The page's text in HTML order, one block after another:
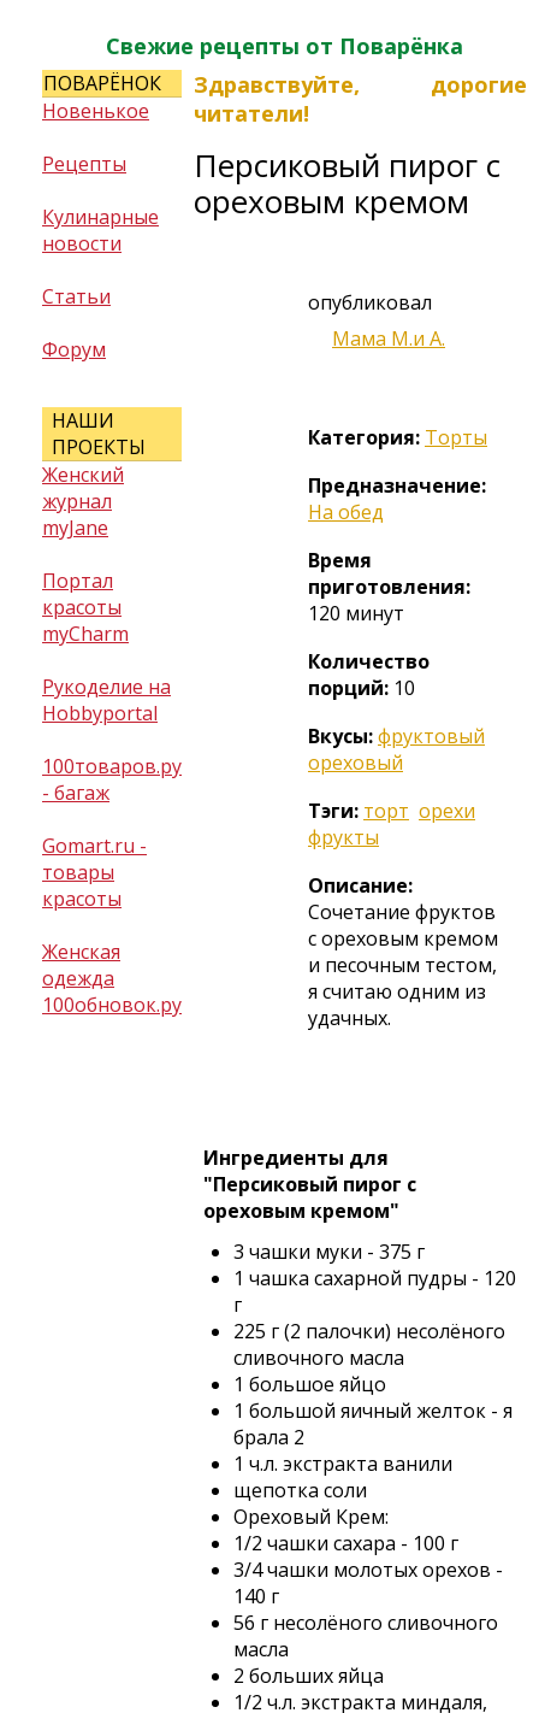
Свежие рецепты от Поварёнка
ПОВАРЁНОК
Новенькое
Рецепты
Кулинарные
новости
Статьи
Форум
НАШИ
ПРОЕКТЫ
Женский
журнал
myJane
Портал
красоты
myCharm
Рукоделие на
Hobbyportal
100товаров.ру
- багаж
Gomart.ru -
товары
красоты
Женская
одежда
100обновок.ру
Здравствуйте, дорогие
читатели!
Персиковый пирог с
ореховым кремом
опубликовал
Мама М.и А.
Категория: Торты
Предназначение:
На обед
Время
приготовления:
120 минут
Количество
порций: 10
Вкусы:фруктовый
ореховый
Тэги: торт орехи
фрукты
Описание:
Сочетание фруктов
с ореховым кремом
и песочным тестом,
я считаю одним из
удачных.
Ингредиенты для
"Персиковый пирог с
ореховым кремом"
3 чашки муки - 375 г
1 чашка сахарной пудры - 120
г
225 г (2 палочки) несолёного
сливочного масла
1 большое яйцо
1 большой яичный желток - я
брала 2
1 ч.л. экстракта ванили
щепотка соли
Ореховый Крем:
1/2 чашки сахара - 100 г
3/4 чашки молотых орехов -
140 г
56 г несолёного сливочного
масла
2 больших яйца
1/2 ч.л. экстракта миндаля,